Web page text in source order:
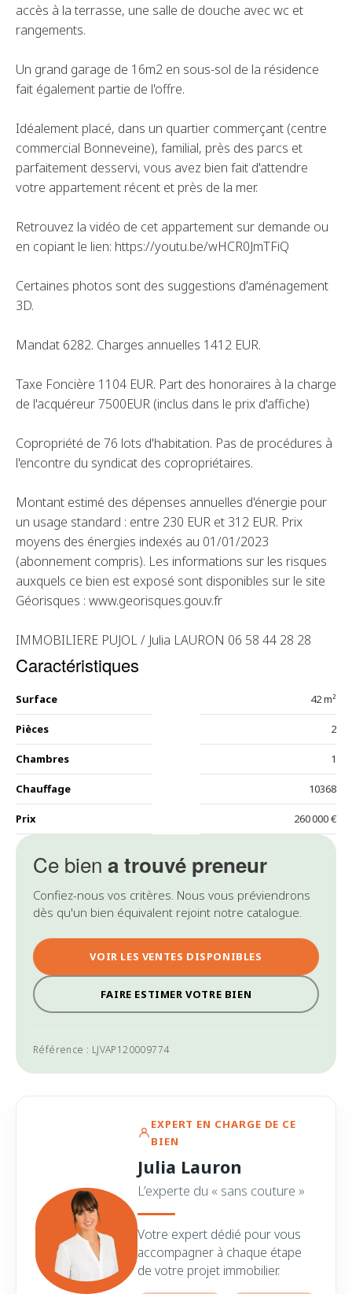
Ce bien a trouvé preneur
Confiez-nous vos critères. Nous vous préviendrons
dès qu'un bien équivalent rejoint notre catalogue.
VOIR LES VENTES DISPONIBLES
FAIRE ESTIMER VOTRE BIEN
Référence : LJVAP120009774
accès à la terrasse, une salle de douche avec wc et
rangements.
Un grand garage de 16m2 en sous-sol de la résidence
fait également partie de l'offre.
Idéalement placé, dans un quartier commerçant (centre
commercial Bonneveine), familial, près des parcs et
parfaitement desservi, vous avez bien fait d'attendre
votre appartement récent et près de la mer.
Retrouvez la vidéo de cet appartement sur demande ou
en copiant le lien: https://youtu.be/wHCR0JmTFiQ
Certaines photos sont des suggestions d'aménagement
3D.
Mandat 6282. Charges annuelles 1412 EUR.
Taxe Foncière 1104 EUR. Part des honoraires à la charge
de l'acquéreur 7500EUR (inclus dans le prix d'affiche)
Copropriété de 76 lots d'habitation. Pas de procédures à
l'encontre du syndicat des copropriétaires.
Montant estimé des dépenses annuelles d'énergie pour
un usage standard : entre 230 EUR et 312 EUR. Prix
moyens des énergies indexés au 01/01/2023
(abonnement compris). Les informations sur les risques
auxquels ce bien est exposé sont disponibles sur le site
Géorisques : www.georisques.gouv.fr
IMMOBILIERE PUJOL / Julia LAURON 06 58 44 28 28
Caractéristiques
Surface 42 m²
Pièces 2
Chambres 1
Chauffage 10368
Prix 260 000 €
EXPERT EN CHARGE DE CE
BIEN
Julia Lauron
L’experte du « sans couture »
Votre expert dédié pour vous
accompagner à chaque étape
de votre projet immobilier.